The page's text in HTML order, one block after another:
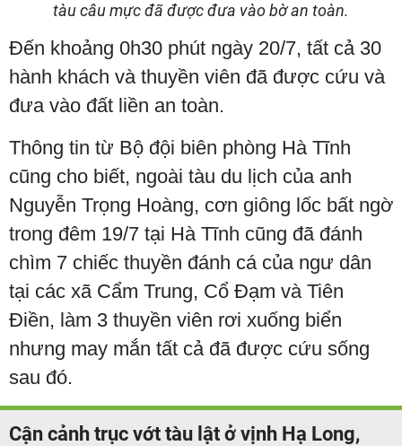
tàu câu mực đã được đưa vào bờ an toàn.
Đến khoảng 0h30 phút ngày 20/7, tất cả 30
hành khách và thuyền viên đã được cứu và
đưa vào đất liền an toàn.
Thông tin từ Bộ đội biên phòng Hà Tĩnh
cũng cho biết, ngoài tàu du lịch của anh
Nguyễn Trọng Hoàng, cơn giông lốc bất ngờ
trong đêm 19/7 tại Hà Tĩnh cũng đã đánh
chìm 7 chiếc thuyền đánh cá của ngư dân
tại các xã Cẩm Trung, Cổ Đạm và Tiên
Điền, làm 3 thuyền viên rơi xuống biển
nhưng may mắn tất cả đã được cứu sống
sau đó.
Cận cảnh trục vớt tàu lật ở vịnh Hạ Long,